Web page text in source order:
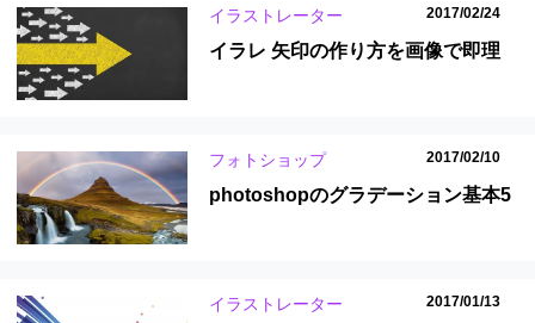
イラストレーター 2017/02/24
イラレ 矢印の作り方を画像で即理
フォトショップ 2017/02/10
photoshopのグラデーション基本5
イラストレーター 2017/01/13